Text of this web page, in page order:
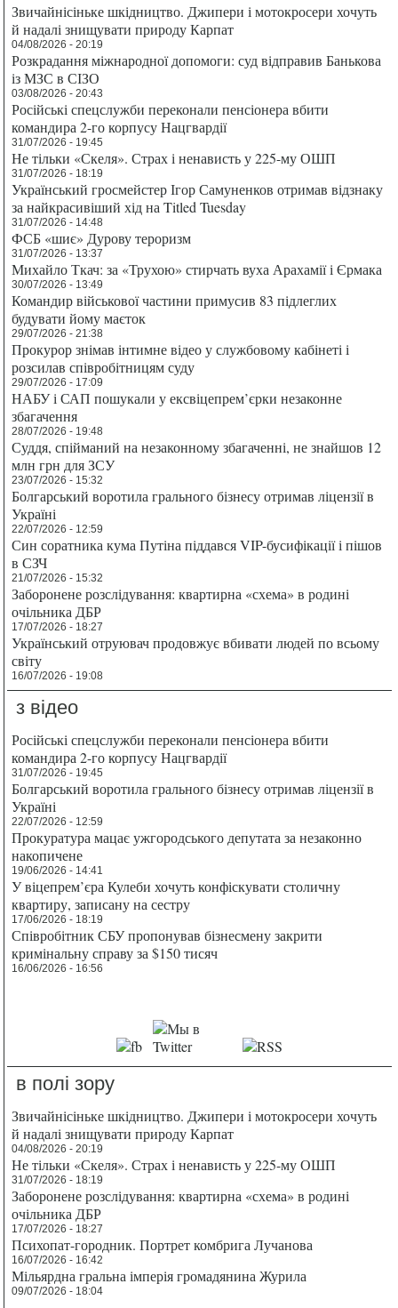
Звичайнісіньке шкідництво. Джипери і мотокросери хочуть
й надалі знищувати природу Карпат
04/08/2026 - 20:19
Розкрадання міжнародної допомоги: суд відправив Банькова
із МЗС в СІЗО
03/08/2026 - 20:43
Російські спецслужби переконали пенсіонера вбити
командира 2-го корпусу Нацгвардії
31/07/2026 - 19:45
Не тільки «Скеля». Страх і ненависть у 225-му ОШП
31/07/2026 - 18:19
Український гросмейстер Ігор Самуненков отримав відзнаку
за найкрасивіший хід на Titled Tuesday
31/07/2026 - 14:48
ФСБ «шиє» Дурову тероризм
31/07/2026 - 13:37
Михайло Ткач: за «Трухою» стирчать вуха Арахамії і Єрмака
30/07/2026 - 13:49
Командир військової частини примусив 83 підлеглих
будувати йому маєток
29/07/2026 - 21:38
Прокурор знімав інтимне відео у службовому кабінеті і
розсилав співробітницям суду
29/07/2026 - 17:09
НАБУ і САП пошукали у ексвіцепрем’єрки незаконне
збагачення
28/07/2026 - 19:48
Суддя, спійманий на незаконному збагаченні, не знайшов 12
млн грн для ЗСУ
23/07/2026 - 15:32
Болгарський воротила грального бізнесу отримав ліцензії в
Україні
22/07/2026 - 12:59
Син соратника кума Путіна піддався VIP-бусифікації і пішов
в СЗЧ
21/07/2026 - 15:32
Заборонене розслідування: квартирна «схема» в родині
очільника ДБР
17/07/2026 - 18:27
Український отруювач продовжує вбивати людей по всьому
світу
16/07/2026 - 19:08
з відео
Російські спецслужби переконали пенсіонера вбити
командира 2-го корпусу Нацгвардії
31/07/2026 - 19:45
Болгарський воротила грального бізнесу отримав ліцензії в
Україні
22/07/2026 - 12:59
Прокуратура мацає ужгородського депутата за незаконно
накопичене
19/06/2026 - 14:41
У віцепрем’єра Кулеби хочуть конфіскувати столичну
квартиру, записану на сестру
17/06/2026 - 18:19
Співробітник СБУ пропонував бізнесмену закрити
кримінальну справу за $150 тисяч
16/06/2026 - 16:56
в полі зору
Звичайнісіньке шкідництво. Джипери і мотокросери хочуть
й надалі знищувати природу Карпат
04/08/2026 - 20:19
Не тільки «Скеля». Страх і ненависть у 225-му ОШП
31/07/2026 - 18:19
Заборонене розслідування: квартирна «схема» в родині
очільника ДБР
17/07/2026 - 18:27
Психопат-городник. Портрет комбрига Лучанова
16/07/2026 - 16:42
Мільярдна гральна імперія громадянина Журила
09/07/2026 - 18:04